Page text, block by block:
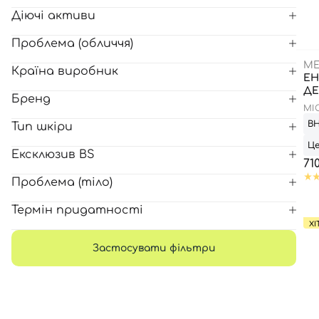
Діючі активи
Проблема (обличчя)
Країна виробник
Бренд
Тип шкіри
Ексклюзив BS
Проблема (тіло)
Термін придатності
Застосувати фільтри